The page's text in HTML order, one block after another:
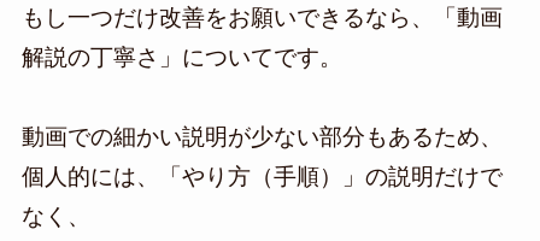
もし一つだけ改善をお願いできるなら、「動画
解説の丁寧さ」についてです。
動画での細かい説明が少ない部分もあるため、
個人的には、「やり方（手順）」の説明だけで
なく、